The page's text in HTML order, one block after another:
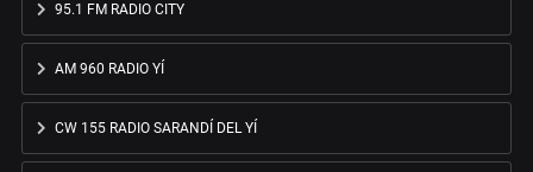
95.1 FM RADIO CITY
AM 960 RADIO YÍ
CW 155 RADIO SARANDÍ DEL YÍ